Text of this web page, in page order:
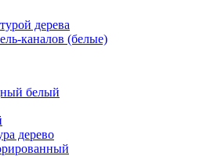
дерева
каналов (белые)
белый
дерево